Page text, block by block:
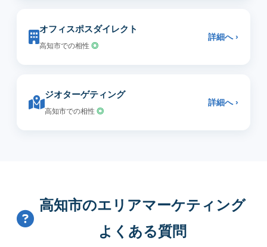
オフィスポスダイレクト
高知市での相性 ◎
詳細へ ›
ジオターゲティング
高知市での相性 ◎
詳細へ ›
高知市のエリアマーケティング
よくある質問